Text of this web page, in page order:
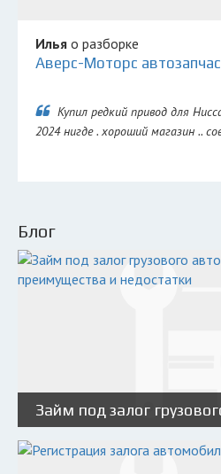
Илья о разборке
Аверс-Моторс
Купил редкий привод для
2024 нигде . хороший магазин ..
Блог